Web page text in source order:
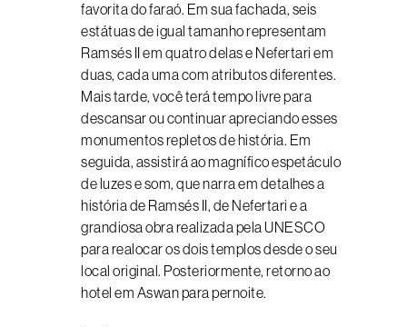
favorita do faraó. Em sua fachada, seis
estátuas de igual tamanho representam
Ramsés II em quatro delas e Nefertari em
duas, cada uma com atributos diferentes.
Mais tarde, você terá tempo livre para
descansar ou continuar apreciando esses
monumentos repletos de história. Em
seguida, assistirá ao magnífico espetáculo
de luzes e som, que narra em detalhes a
história de Ramsés II, de Nefertari e a
grandiosa obra realizada pela UNESCO
para realocar os dois templos desde o seu
local original. Posteriormente, retorno ao
hotel em Aswan para pernoite.